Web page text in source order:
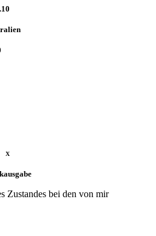
Zustandes bei den von mir